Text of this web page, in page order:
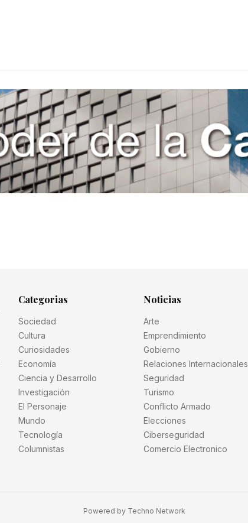
Categorias
Sociedad
Cultura
Curiosidades
Economía
Ciencia y Desarrollo
Investigación
El Personaje
Mundo
Tecnología
Columnistas
Noticias
Arte
Emprendimiento
Gobierno
Relaciones Internacionales
Seguridad
Turismo
Conflicto Armado
Elecciones
Ciberseguridad
Comercio Electronico
Powered by Techno Network